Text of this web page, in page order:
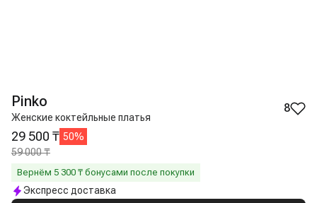
Pinko
Женские коктейльные платья
8
29 500 ₸ 50%
59 000 ₸
Вернём 5 300 ₸ бонусами после покупки
Экспресс доставка